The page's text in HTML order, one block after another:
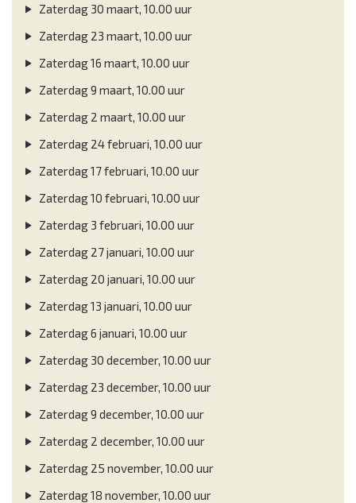
Zaterdag 30 maart, 10.00 uur
Zaterdag 23 maart, 10.00 uur
Zaterdag 16 maart, 10.00 uur
Zaterdag 9 maart, 10.00 uur
Zaterdag 2 maart, 10.00 uur
Zaterdag 24 februari, 10.00 uur
Zaterdag 17 februari, 10.00 uur
Zaterdag 10 februari, 10.00 uur
Zaterdag 3 februari, 10.00 uur
Zaterdag 27 januari, 10.00 uur
Zaterdag 20 januari, 10.00 uur
Zaterdag 13 januari, 10.00 uur
Zaterdag 6 januari, 10.00 uur
Zaterdag 30 december, 10.00 uur
Zaterdag 23 december, 10.00 uur
Zaterdag 9 december, 10.00 uur
Zaterdag 2 december, 10.00 uur
Zaterdag 25 november, 10.00 uur
Zaterdag 18 november, 10.00 uur